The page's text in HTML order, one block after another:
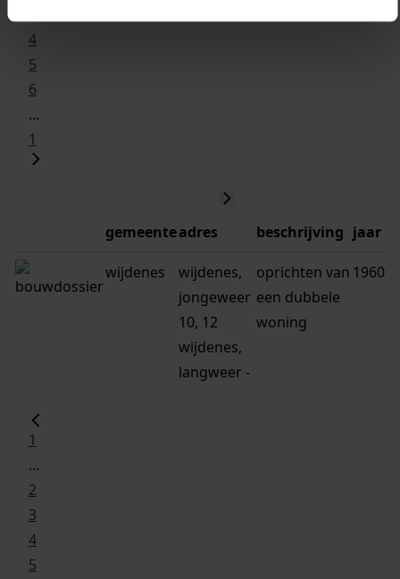
4
5
6
...
1
gemeenteadres beschrijving jaar
wijdenes
wijdenes,
jongeweer
10, 12
wijdenes,
langweer -
oprichten van
een dubbele
woning
1960
1
...
2
3
4
5